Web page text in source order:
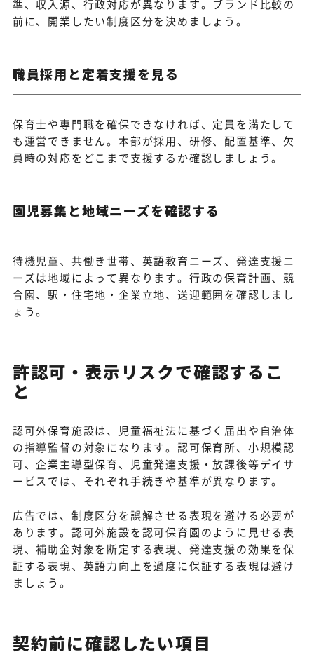
準、収入源、行政対応が異なります。ブランド比較の
前に、開業したい制度区分を決めましょう。
職員採用と定着支援を見る
保育士や専門職を確保できなければ、定員を満たして
も運営できません。本部が採用、研修、配置基準、欠
員時の対応をどこまで支援するか確認しましょう。
園児募集と地域ニーズを確認する
待機児童、共働き世帯、英語教育ニーズ、発達支援ニ
ーズは地域によって異なります。行政の保育計画、競
合園、駅・住宅地・企業立地、送迎範囲を確認しまし
ょう。
許認可・表示リスクで確認するこ
と
認可外保育施設は、児童福祉法に基づく届出や自治体
の指導監督の対象になります。認可保育所、小規模認
可、企業主導型保育、児童発達支援・放課後等デイサ
ービスでは、それぞれ手続きや基準が異なります。
広告では、制度区分を誤解させる表現を避ける必要が
あります。認可外施設を認可保育園のように見せる表
現、補助金対象を断定する表現、発達支援の効果を保
証する表現、英語力向上を過度に保証する表現は避け
ましょう。
契約前に確認したい項目